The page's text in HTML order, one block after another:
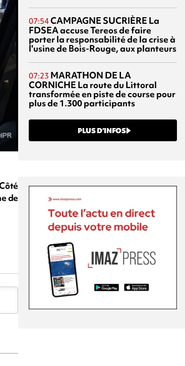
de
07:54CAMPAGNE SUCRIÈRE La
FDSEA accuse Tereos de faire
porter la responsabilité de la crise à
l'usine de Bois-Rouge, aux planteurs
07:23 MARATHON DE LA
CORNICHE La route du Littoral
transformée en piste de course pour
plus de 1.300 participants
PLUS D’INFOS